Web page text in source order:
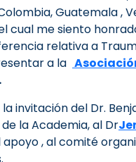
Guatemala ,
cual me siento
relativa a
a la
.
invitación del Dr.
la Academia, al Dr
, al comité